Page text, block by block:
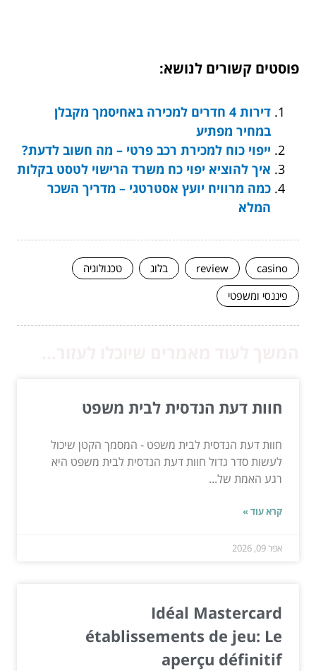
פוסטים קשורים לנושא:
דירות 4 חדרים למכירה באחיסמך מקבלן
במחיר מפתיע
ייפוי כוח למכירת רכב פרטי – מה חשוב לדעת?
איך להוציא יפוי כח משרד הרישוי לטסט בקלות
כמה מרוויח יועץ אסטרטגי – מדריך השכר
המלא
casino
review בלוג
טכנולוגיה
פיננסי ומשפטי
חוות דעת הנדסית לבית משפט
חוות דעת הנדסית לבית משפט - המסמך הקטן שיכול
לעשות סדר גדול חוות דעת הנדסית לבית משפט היא
רגע האמת של...
קרא עוד »
אפר 09, 2026
Idéal Mastercard
établissements de jeu: Le
aperçu définitif